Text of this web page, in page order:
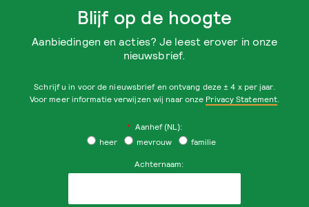
Blijf op de hoogte
Aanbiedingen en acties? Je leest erover in onze
nieuwsbrief.
Schrijf u in voor de nieuwsbrief en ontvang deze ± 4 x per jaar.
Voor meer informatie verwijzen wij naar onze Privacy Statement
* Aanhef (NL):
heer
mevrouw familie
Achternaam: